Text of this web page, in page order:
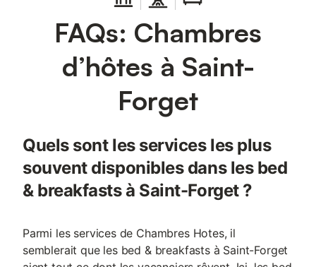
FAQs: Chambres
d’hôtes à Saint-
Forget
Quels sont les services les plus
souvent disponibles dans les bed
& breakfasts à Saint-Forget ?
Parmi les services de Chambres Hotes, il
semblerait que les bed & breakfasts à Saint-Forget